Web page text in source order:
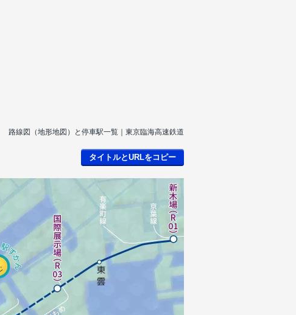
路線図（地形地図）と停車駅一覧｜東京臨海高速鉄道
タイトルとURLをコピー